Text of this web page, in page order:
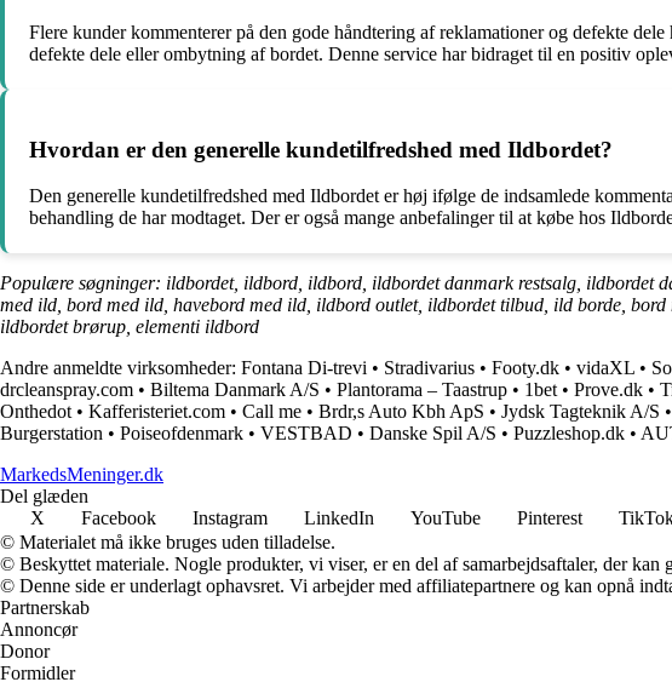
Flere kunder kommenterer på den gode håndtering af reklamationer og defekte
defekte dele eller ombytning af bordet. Denne service har bidraget til en positiv
Hvordan er den generelle kundetilfredshed med Ildbordet?
Den generelle kundetilfredshed med Ildbordet er høj ifølge de indsamlede
behandling de har modtaget. Der er også mange anbefalinger til at købe hos
Populære søgninger: ildbordet, ildbord, ildbord, ildbordet danmark restsalg, ildbordet
med ild, bord med ild, havebord med ild, ildbord outlet, ildbordet tilbud, ild borde,
ildbordet brørup, elementi ildbord
Andre anmeldte virksomheder: Fontana Di-trevi • Stradivarius • Footy.dk • vidaXL •
drcleanspray.com • Biltema Danmark A/S • Plantorama – Taastrup • 1bet• Prove.dk •
Onthedot• Kafferisteriet.com • Call me • Brdr,s Auto Kbh ApS • Jydsk Tagteknik A/S •
Burgerstation • Poiseofdenmark • VESTBAD • Danske Spil A/S • Puzzleshop.dk •
MarkedsMeninger.dk
Del glæden
X
Facebook Instagram LinkedIn YouTube Pinterest
© Materialet må ikke bruges uden tilladelse.
© Beskyttet materiale. Nogle produkter, vi viser, er en del af samarbejdsaftaler, der kan
© Denne side er underlagt ophavsret. Vi arbejder med affiliatepartnere og kan opnå
Partnerskab
Annoncør
Donor
Formidler